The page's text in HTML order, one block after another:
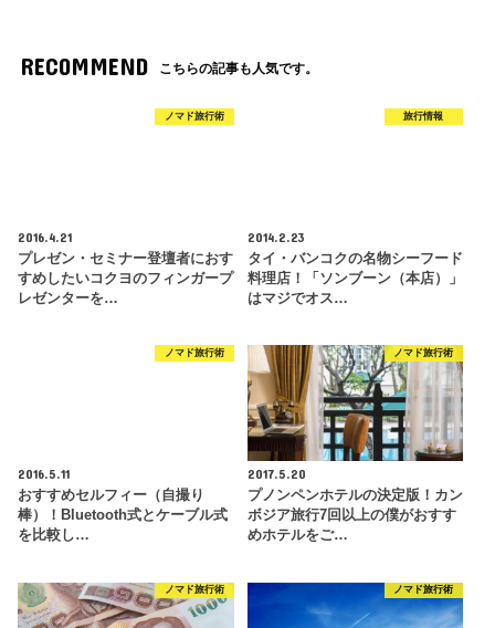
RECOMMEND こちらの記事も人気です。
ノマド旅行術
2016.4.21
プレゼン・セミナー登壇者におす
すめしたいコクヨのフィンガープ
レゼンターを…
旅行情報
2014.2.23
タイ・バンコクの名物シーフード
料理店！「ソンブーン（本店）」
はマジでオス…
ノマド旅行術
2016.5.11
おすすめセルフィー（自撮り
棒）！Bluetooth式とケーブル式
を比較し…
ノマド旅行術
2017.5.20
プノンペンホテルの決定版！カン
ボジア旅行7回以上の僕がおすす
めホテルをご…
ノマド旅行術 ノマド旅行術